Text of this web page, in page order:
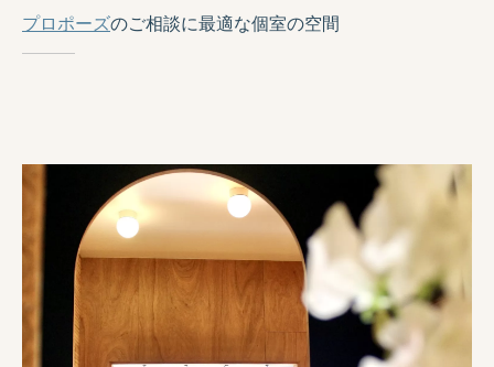
プロポーズのご相談に最適な個室の空間